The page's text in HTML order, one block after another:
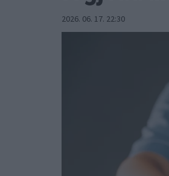
2026. 06. 17. 22:30